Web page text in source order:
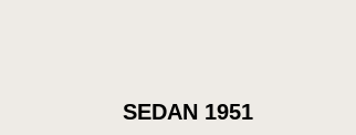
SEDAN 1951